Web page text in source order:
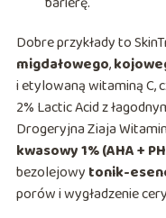
Dobre przykłady to
migdałowego,
i etylowaną witaminą C,
2% Lactic Acid z
Drogeryjna Ziaja
kwasowy 1% (AHA +
bezolejowy tonik-
porów i wygładzenie